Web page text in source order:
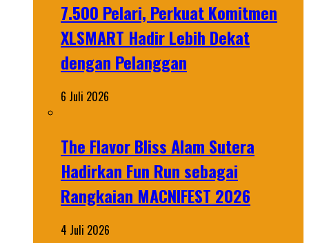
7.500 Pelari, Perkuat Komitmen
XLSMART Hadir Lebih Dekat
dengan Pelanggan
6 Juli 2026
The Flavor Bliss Alam Sutera
Hadirkan Fun Run sebagai
Rangkaian MACNIFEST 2026
4 Juli 2026